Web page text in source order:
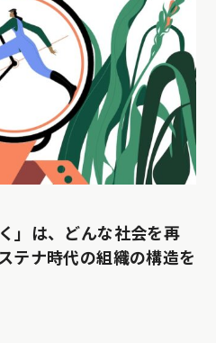
」は、どんな社会を再
テナ時代の組織の構造を